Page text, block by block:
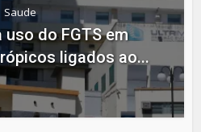
Saude
do FGTS em
ligados ao...